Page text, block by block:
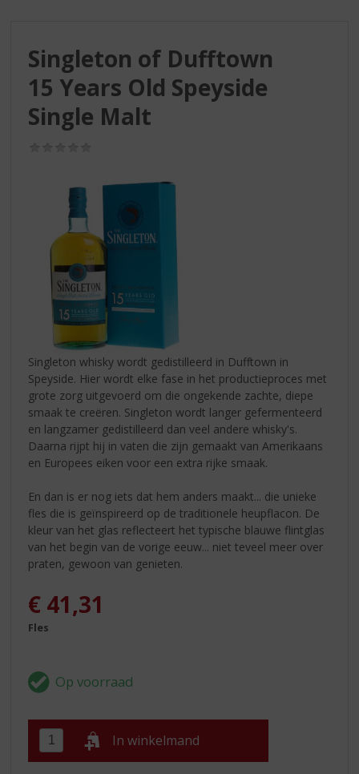
Singleton of Dufftown
15 Years Old Speyside
Single Malt
Singleton whisky wordt gedistilleerd in Dufftown in
Speyside. Hier wordt elke fase in het productieproces met
grote zorg uitgevoerd om die ongekende zachte, diepe
smaak te creëren. Singleton wordt langer gefermenteerd
en langzamer gedistilleerd dan veel andere whisky's.
Daarna rijpt hij in vaten die zijn gemaakt van Amerikaans
en Europees eiken voor een extra rijke smaak.
En dan is er nog iets dat hem anders maakt... die unieke
fles die is geïnspireerd op de traditionele heupflacon. De
kleur van het glas reflecteert het typische blauwe flintglas
van het begin van de vorige eeuw... niet teveel meer over
praten, gewoon van genieten.
€ 41,31
Fles
In winkelmand